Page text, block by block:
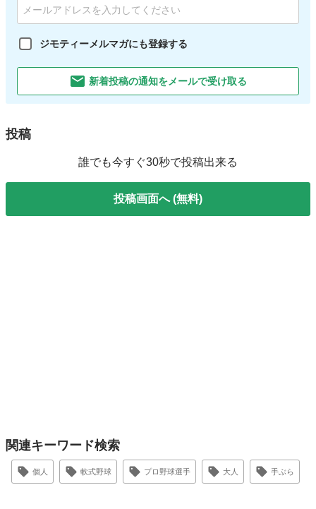
ジモティーメルマガにも登録する
新着投稿の通知をメールで受け取る
投稿
誰でも今すぐ30秒で投稿出来る
投稿画面へ (無料)
関連キーワード検索
個人 軟式野球 プロ野球選手 大人 手ぶら